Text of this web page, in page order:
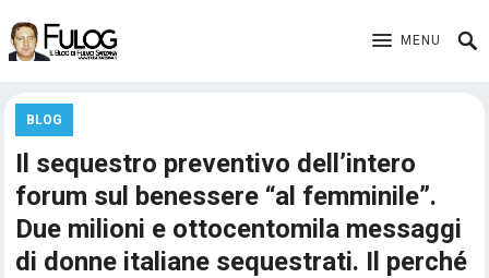
MENU
BLOG
Il sequestro preventivo dell’intero
forum sul benessere “al femminile”.
Due milioni e ottocentomila messaggi
di donne italiane sequestrati. Il perché